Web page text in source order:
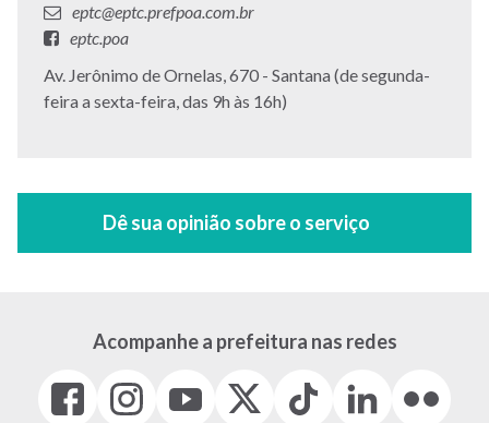
E-
mail:
eptc@eptc.prefpoa.com.br
Facebook:
eptc.poa
Endereço:
Av. Jerônimo de Ornelas, 670 - Santana (de segunda-
feira a sexta-feira, das 9h às 16h)
Acompanhe a prefeitura nas redes
Facebook
(link
Instagram
(link
(link
(Antigo
Tiktok
(link
LinkedIn
(link
(link